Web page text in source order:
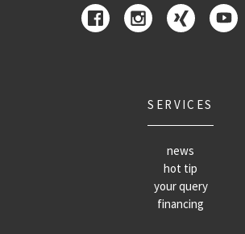
SERVICES
news
hot tip
your query
financing